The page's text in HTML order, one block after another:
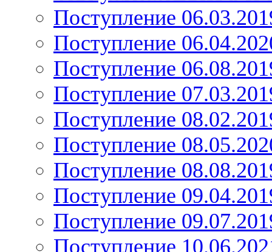
Поступление
Поступление
Поступление
Поступление
Поступление
Поступление
Поступление
Поступление
Поступление
Поступление